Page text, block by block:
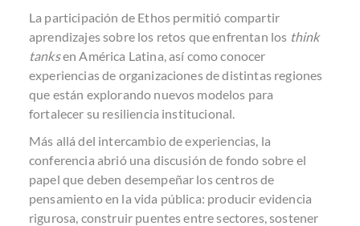
La participación de Ethos permitió compartir
aprendizajes sobre los retos que enfrentan los think
tanksen América Latina, así como conocer
experiencias de organizaciones de distintas regiones
que están explorando nuevos modelos para
fortalecer su resiliencia institucional.
Más allá del intercambio de experiencias, la
conferencia abrió una discusión de fondo sobre el
papel que deben desempeñar los centros de
pensamiento en la vida pública: producir evidencia
rigurosa, construir puentes entre sectores, sostener